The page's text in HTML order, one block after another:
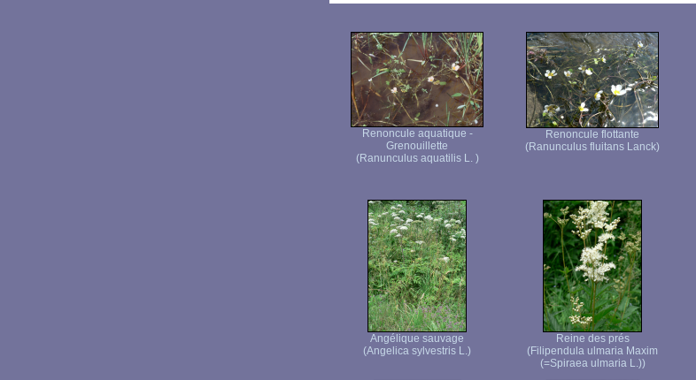
Renoncule aquatique -
Grenouillette
(Ranunculus aquatilis L. )
Renoncule flottante
(Ranunculus fluitans Lanck)
Angélique sauvage
(Angelica sylvestris L.)
Reine des prés
(Filipendula ulmaria Maxim
(=Spiraea ulmaria L.))